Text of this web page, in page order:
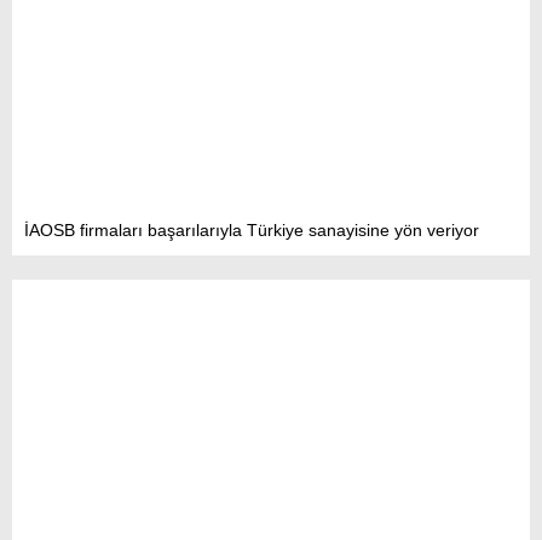
İAOSB firmaları başarılarıyla Türkiye sanayisine yön veriyor